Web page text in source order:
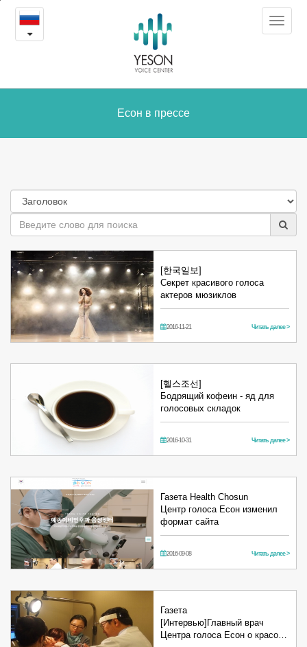
Есон
Toggle
Есон в прессе
[한국일보]
Секрет красивого голоса
актеров мюзиклов
2016-11-21 Читать далее >
[헬스조선]
Бодрящий кофеин - яд для
голосовых складок
2016-10-31 Читать далее >
Газета Health Chosun
Центр голоса Есон изменил
формат сайта
2016-09-08 Читать далее >
Газета
[Интервью]Главный врач
Центра голоса Есон о красо…